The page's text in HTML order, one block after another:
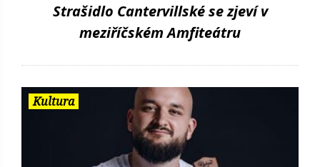
Strašidlo Cantervillské se zjeví v
meziříčském Amfiteátru
Kultura